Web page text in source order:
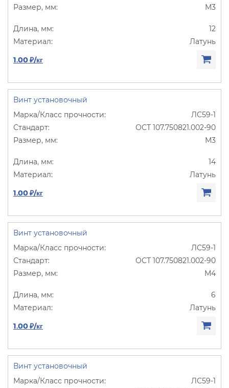
М3
12
Латунь
1.00 ₽/кг
Винт установочный
ЛС59-1
ОСТ 107.750821.002-90
М3
14
Латунь
1.00 ₽/кг
Винт установочный
ЛС59-1
ОСТ 107.750821.002-90
М4
6
Латунь
1.00 ₽/кг
Винт установочный
ЛС59-1